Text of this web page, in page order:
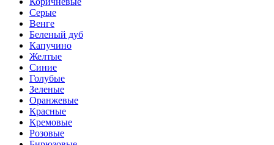
Серые
Венге
Беленый дуб
Капучино
Желтые
Синие
Голубые
Зеленые
Оранжевые
Красные
Кремовые
Розовые